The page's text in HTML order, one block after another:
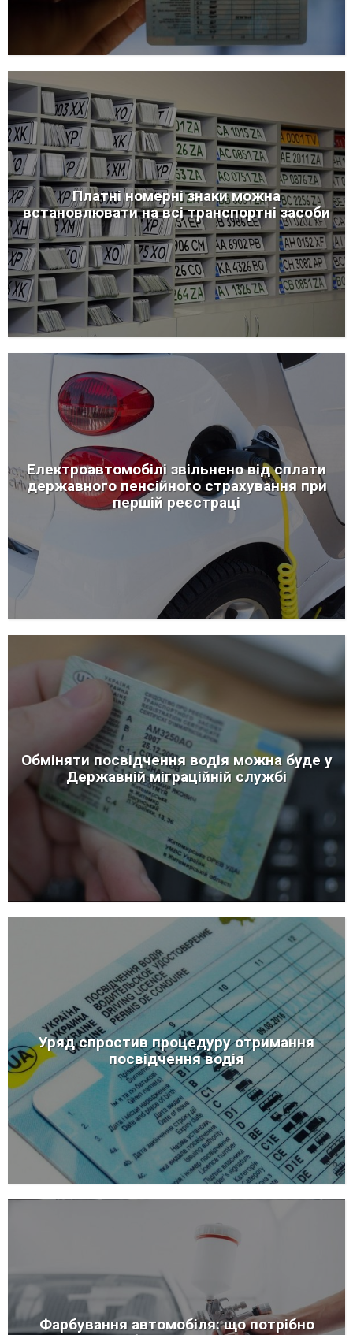
Платні номерні знаки можна
встановлювати на всі транспортні засоби
Електроавтомобілі звільнено від сплати
державного пенсійного страхування при
першій реєстраці
Обміняти посвідчення водія можна буде у
Державній міграційній службі
Уряд спростив процедуру отримання
посвідчення водія
Фарбування автомобіля: що потрібно